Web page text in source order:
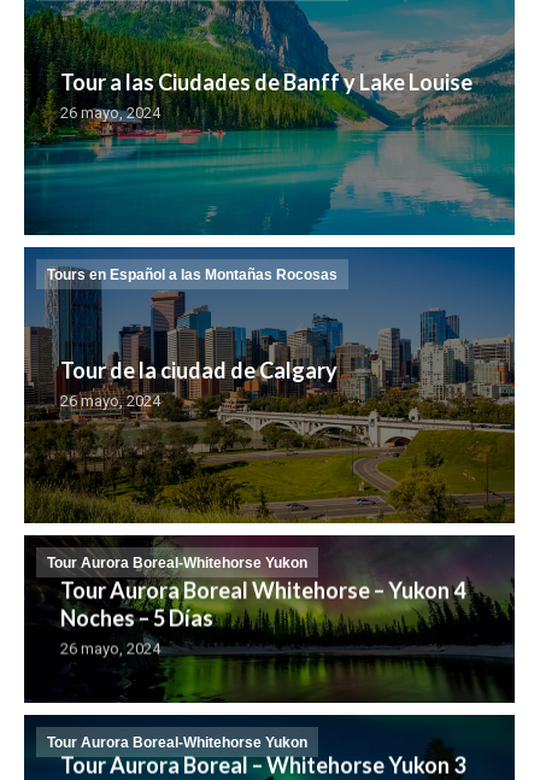
Tour a las Ciudades de Banff y Lake Louise
26 mayo, 2024
Tours en Español a las Montañas Rocosas
Tour de la ciudad de Calgary
26 mayo, 2024
Tour Aurora Boreal-Whitehorse Yukon
Tour Aurora Boreal Whitehorse – Yukon 4
Noches – 5 Días
26 mayo, 2024
Tour Aurora Boreal-Whitehorse Yukon
Tour Aurora Boreal – Whitehorse Yukon 3